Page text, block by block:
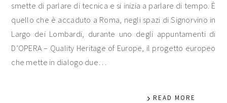
smette di parlare di tecnica e si inizia a parlare di tempo. È
quello che è accaduto a Roma, negli spazi di Signorvino in
Largo dei Lombardi, durante uno degli appuntamenti di
D’OPERA – Quality Heritage of Europe, il progetto europeo
che mette in dialogo due…
READ MORE